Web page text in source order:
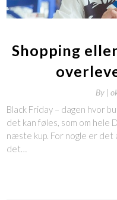
Shopping
By |
Black Friday – dagen hvor
det kan føles, som om hele
næste kup. For nogle er det
det…